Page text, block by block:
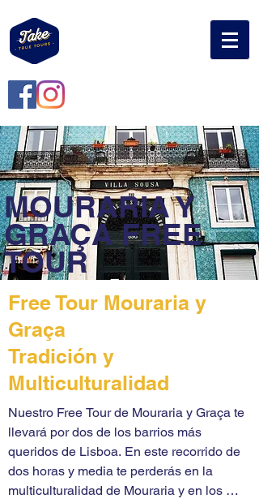
MOURARIA Y
GRAÇA FREE
TOUR
Free Tour Mouraria y
Graça
Tradición y
Multiculturalidad
Nuestro Free Tour de Mouraria y Graça te
llevará por dos de los barrios más
queridos de Lisboa. En este recorrido de
dos horas y media te perderás en la
multiculturalidad de Mouraria y en los